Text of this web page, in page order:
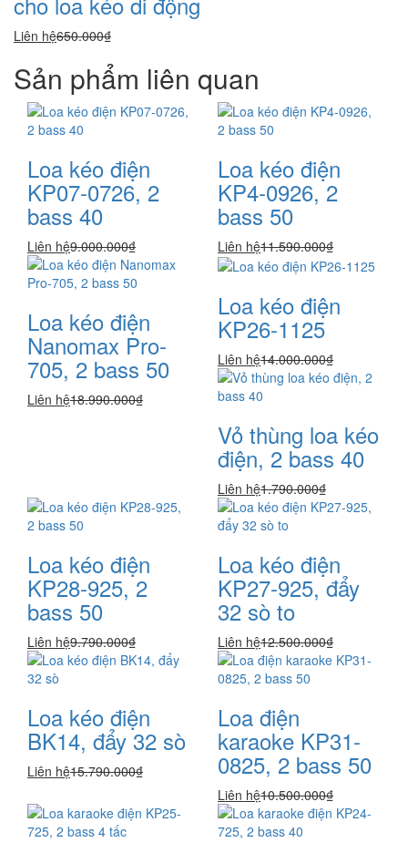
Liên hệ650.000₫
Sản phẩm liên quan
Loa kéo điện
KP07-0726, 2
bass 40
Liên hệ9.000.000₫
Loa kéo điện
KP4-0926, 2
bass 50
Liên hệ11.590.000₫
Loa kéo điện
Nanomax Pro-
705, 2 bass 50
Liên hệ18.990.000₫
Loa kéo điện
KP26-1125
Liên hệ14.000.000₫
Vỏ thùng loa kéo
điện, 2 bass 40
Liên hệ1.790.000₫
Loa kéo điện
KP28-925, 2
bass 50
Liên hệ9.790.000₫
Loa kéo điện
KP27-925, đẩy
32 sò to
Liên hệ12.500.000₫
Loa kéo điện
BK14, đẩy 32 sò
Liên hệ15.790.000₫
Loa điện
karaoke KP31-
0825, 2 bass 50
Liên hệ10.500.000₫